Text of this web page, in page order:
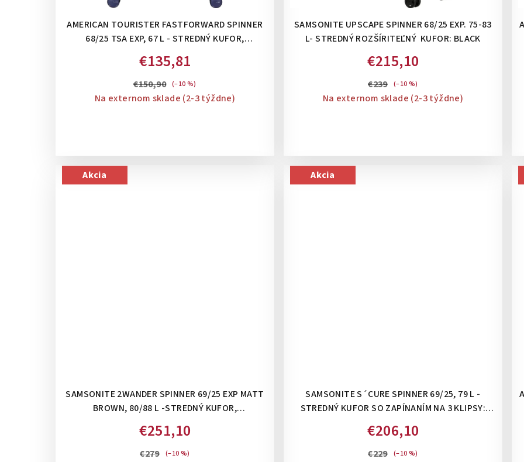
AMERICAN TOURISTER FASTFORWARD SPINNER
68/25 TSA EXP, 67 L - STREDNÝ KUFOR,
€135,81
€150,90 (–10 %)
Na externom sklade (2-3 týždne)
SAMSONITE UPSCAPE SPINNER 68/25 EXP. 75-83
L- STREDNÝ ROZŠÍRITEĽNÝ KUFOR: BLACK
€215,10
€239 (–10 %)
Na externom sklade (2-3 týždne)
Akcia
SAMSONITE 2WANDER SPINNER 69/25 EXP MATT
BROWN, 80/88 L -STREDNÝ KUFOR,
€251,10
€279 (–10 %)
Akcia
SAMSONITE S´CURE SPINNER 69/25, 79 L -
STREDNÝ KUFOR SO ZAPÍNANÍM NA 3 KLIPSY:
€206,10
€229 (–10 %)